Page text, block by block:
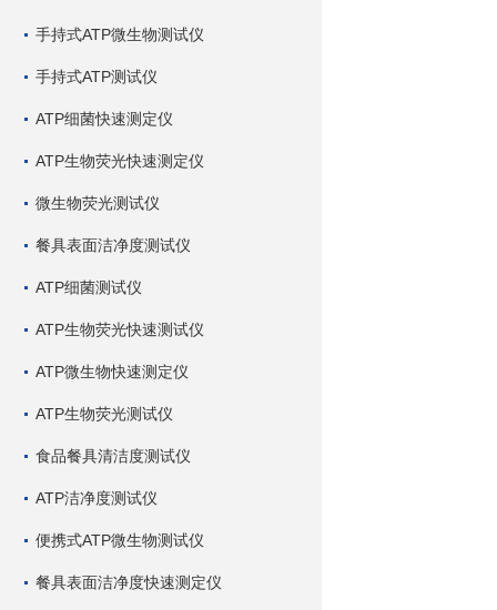
手持式ATP微生物测试仪
手持式ATP测试仪
ATP细菌快速测定仪
ATP生物荧光快速测定仪
微生物荧光测试仪
餐具表面洁净度测试仪
ATP细菌测试仪
ATP生物荧光快速测试仪
ATP微生物快速测定仪
ATP生物荧光测试仪
食品餐具清洁度测试仪
ATP洁净度测试仪
便携式ATP微生物测试仪
餐具表面洁净度快速测定仪